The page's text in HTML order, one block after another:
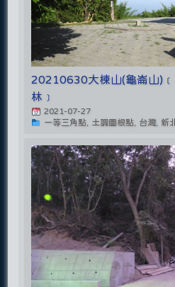
20210630大棟山(龜崙山
林﹞
2021-07-27
一等三角點, 土調圖根點, 台灣, 新